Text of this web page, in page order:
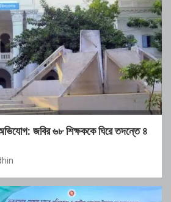
অভিযোগ: জবির ৬৮ শিক্ষককে ঘিরে তদন্তে ৪